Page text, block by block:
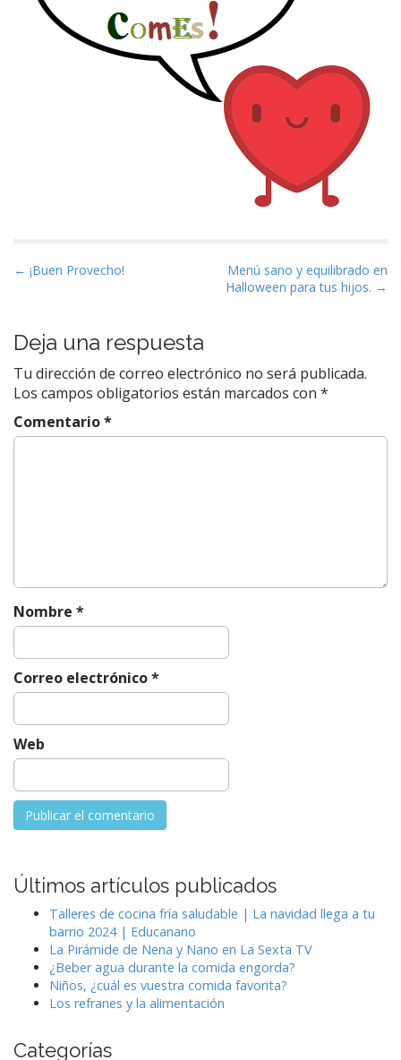
N
e
g
a
c
i
r
d
a
← ¡Buen Provecho!
Menú sano y equilibrado en
Halloween para tus hijos. →
Deja una respuesta
Tu dirección de correo electrónico no será publicada.
Los campos obligatorios están marcados con *
Comentario*
Nombre *
Correo electrónico*
Web
Últimos artículos publicados
Talleres de cocina fría saludable | La navidad llega a tu
barrio 2024 | Educanano
La Pirámide de Nena y Nano en La Sexta TV
¿Beber agua durante la comida engorda?
Niños, ¿cuál es vuestra comida favorita?
Los refranes y la alimentación
Categorías